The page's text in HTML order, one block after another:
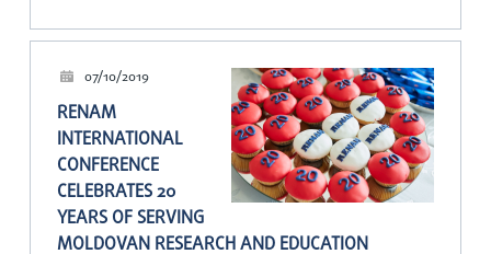
07/10/2019
RENAM
INTERNATIONAL
CONFERENCE
CELEBRATES 20
YEARS OF SERVING
MOLDOVAN RESEARCH AND EDUCATION